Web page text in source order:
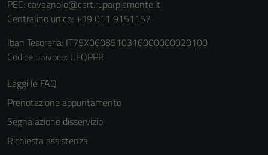
PEC: cavagnolo@cert.ruparpiemonte.it
Centralino unico: +39 011 9151157
Iban Tesoreria: IT75X0608510316000000020100
Codice univoco: UFQPPR
Leggi le FAQ
Prenotazione appuntamento
Segnalazione disservizio
Richiesta assistenza